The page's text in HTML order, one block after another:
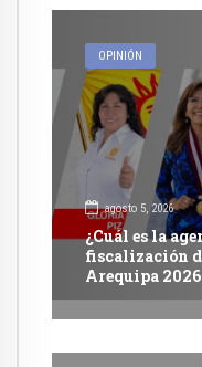
OPINIÓN
agosto 5, 2026
¿Cuál es la
fiscalización
Arequipa